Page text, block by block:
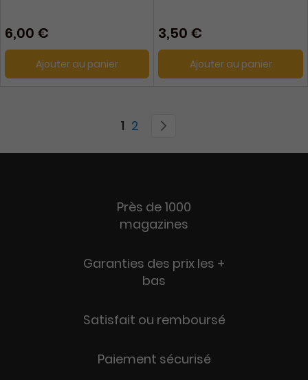
6,00 €
Ajouter au panier
3,50 €
Ajouter au panier
Page
You're currently reading page
1 Page
2
Près de 1000
magazines
Garanties des prix les +
bas
Satisfait ou remboursé
Paiement sécurisé